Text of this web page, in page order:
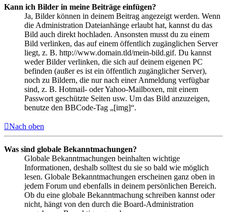
Kann ich Bilder in meine Beiträge einfügen?
Ja, Bilder können in deinem Beitrag angezeigt werden. Wenn
die Administration Dateianhänge erlaubt hat, kannst du das
Bild auch direkt hochladen. Ansonsten musst du zu einem
Bild verlinken, das auf einem öffentlich zugänglichen Server
liegt, z. B. http://www.domain.tld/mein-bild.gif. Du kannst
weder Bilder verlinken, die sich auf deinem eigenen PC
befinden (außer es ist ein öffentlich zugänglicher Server),
noch zu Bildern, die nur nach einer Anmeldung verfügbar
sind, z. B. Hotmail- oder Yahoo-Mailboxen, mit einem
Passwort geschützte Seiten usw. Um das Bild anzuzeigen,
benutze den BBCode-Tag „[img]“.
Nach oben
Was sind globale Bekanntmachungen?
Globale Bekanntmachungen beinhalten wichtige
Informationen, deshalb solltest du sie so bald wie möglich
lesen. Globale Bekanntmachungen erscheinen ganz oben in
jedem Forum und ebenfalls in deinem persönlichen Bereich.
Ob du eine globale Bekanntmachung schreiben kannst oder
nicht, hängt von den durch die Board-Administration